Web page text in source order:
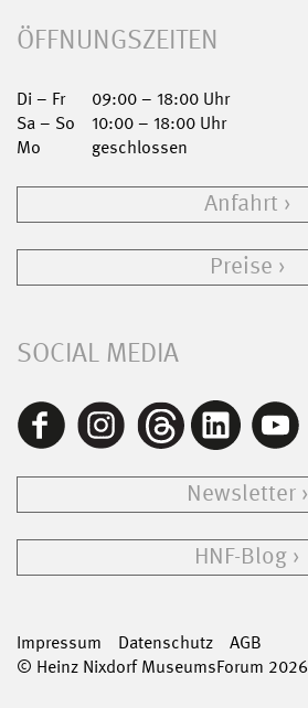
ÖFFNUNGSZEITEN
Di – Fr
09:00 – 18:00 Uhr
Sa – So
10:00 – 18:00 Uhr
Mo
geschlossen
Anfahrt
Preise
SOCIAL MEDIA
Newsletter
HNF-Blog
Impressum Datenschutz
AGB
© Heinz Nixdorf MuseumsForum 2026